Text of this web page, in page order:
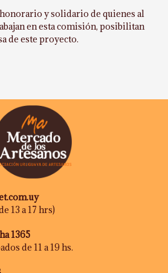
y solidario de quienes al
en esta comisión, posibilitan
de este proyecto.
13 a 17 hrs)
1365
de 11 a 19 hs.